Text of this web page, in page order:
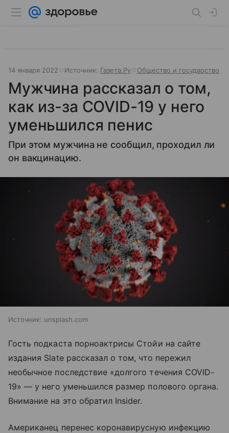
14 января 2022 Источник: Газета.Ру Общество и государство
Мужчина рассказал о том,
как из-за COVID-19 у него
уменьшился пенис
При этом мужчина не сообщил, проходил ли
он вакцинацию.
Источник: unsplash.com
Гость подкаста порноактрисы Стойи на сайте
издания Slate рассказал о том, что пережил
необычное последствие «долгого течения COVID-
19» — у него уменьшился размер полового органа.
Внимание на это обратил Insider.
Американец перенес коронавирусную инфекцию